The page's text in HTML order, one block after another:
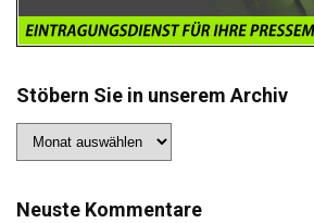
Stöbern Sie in unserem Archiv
Sie
Archiv
Neuste Kommentare